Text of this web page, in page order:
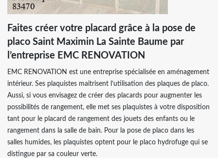
Faites créer votre placard grâce à la pose de
placo Saint Maximin La Sainte Baume par
l’entreprise EMC RENOVATION
EMC RENOVATION est une entreprise spécialisée en aménagement
intérieur. Ses plaquistes maitrisent l’utilisation des plaques de placo.
Aussi, si vous envisagez de créer des placards pour augmenter les
possibilités de rangement, elle met ses plaquistes à votre disposition
tant pour le placard de rangement des jouets des enfants ou le
rangement dans la salle de bain. Pour la pose de placo dans les
salles humides, les plaquistes optent pour le placo hydrofuge qui se
distingue par sa couleur verte.